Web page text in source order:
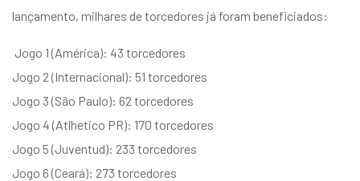
lançamento, milhares de torcedores já foram beneficiados:
Jogo 1 (América): 43 torcedores
Jogo 2 (Internacional): 51 torcedores
Jogo 3 (São Paulo): 62 torcedores
Jogo 4 (Atlhetico PR): 170 torcedores
Jogo 5 (Juventud): 233 torcedores
Jogo 6 (Ceará): 273 torcedores